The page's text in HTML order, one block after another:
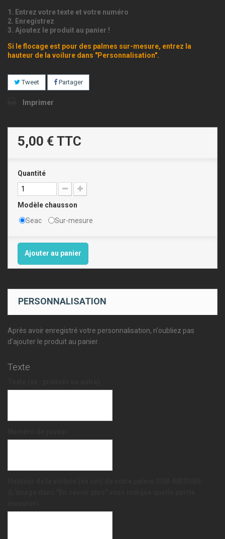
1. Entrez votre texte et votre numéro
2. Enregistrez
3. Ajoutez le produit au panier !
Si le flocage est pour des palmes sur-mesure, entrez la
hauteur de la voilure dans "Personnalisation".
Tweet Partager
Imprimer
5,00 € TTC
Quantité
Modèle chausson
Seac
Sur-mesure
Ajouter au panier
PERSONNALISATION
Après avoir enregistré votre personnalisation, n'oubliez pas
d'ajouter le produit au panier.
Texte